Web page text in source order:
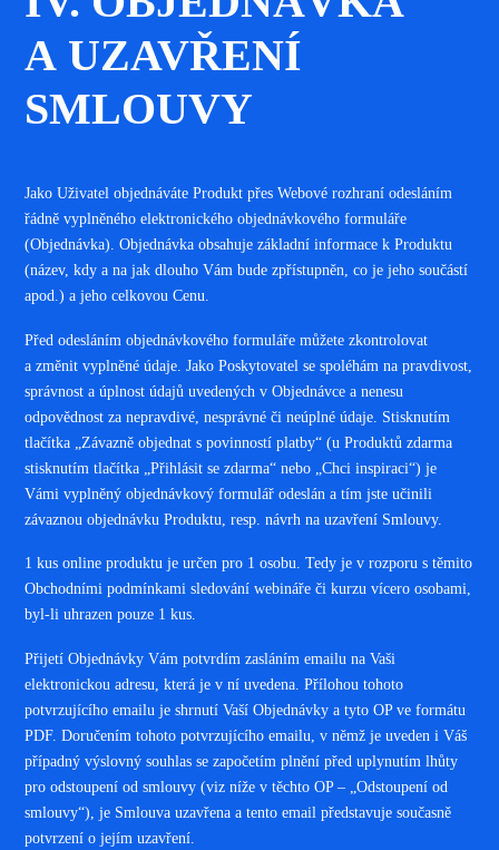
A UZAVŘENÍ
SMLOUVY
Jako Uživatel objednáváte Produkt přes Webové rozhraní odesláním
řádně vyplněného elektronického objednávkového formuláře
(Objednávka). Objednávka obsahuje základní informace k Produktu
(název, kdy a na jak dlouho Vám bude zpřístupněn, co je jeho součástí
apod.) a jeho celkovou Cenu.
Před odesláním objednávkového formuláře můžete zkontrolovat
a změnit vyplněné údaje. Jako Poskytovatel se spoléhám na pravdivost,
správnost a úplnost údajů uvedených v Objednávce a nenesu
odpovědnost za nepravdivé, nesprávné či neúplné údaje. Stisknutím
tlačítka „Závazně objednat s povinností platby“ (u Produktů zdarma
stisknutím tlačítka „Přihlásit se zdarma“ nebo „Chci inspiraci“) je
Vámi vyplněný objednávkový formulář odeslán a tím jste učinili
závaznou objednávku Produktu, resp. návrh na uzavření Smlouvy.
1 kus online produktu je určen pro 1 osobu. Tedy je v rozporu s těmito
Obchodními podmínkami sledování webináře či kurzu vícero osobami,
byl-li uhrazen pouze 1 kus.
Přijetí Objednávky Vám potvrdím zasláním emailu na Vaši
elektronickou adresu, která je v ní uvedena. Přílohou tohoto
potvrzujícího emailu je shrnutí Vaší Objednávky a tyto OP ve formátu
PDF. Doručením tohoto potvrzujícího emailu, v němž je uveden i Váš
případný výslovný souhlas se započetím plnění před uplynutím lhůty
pro odstoupení od smlouvy (viz níže v těchto OP – „Odstoupení od
smlouvy“), je Smlouva uzavřena a tento email představuje současně
potvrzení o jejím uzavření.